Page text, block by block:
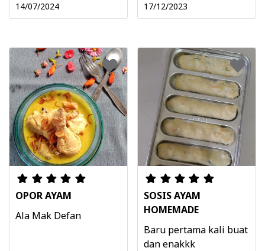
14/07/2024 17/12/2023
OPOR AYAM
Ala Mak Defan
SOSIS AYAM
HOMEMADE
Baru pertama kali buat
dan enakkk